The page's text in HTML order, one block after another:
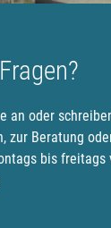
an oder
zur Beratung
bis freitags